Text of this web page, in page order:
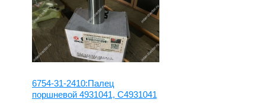
6754-31-2410:Палец
поршневой 4931041, С4931041